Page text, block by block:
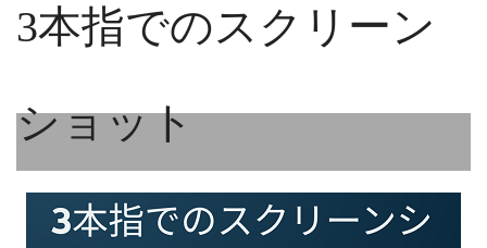
3本指でのスクリーン
ショット